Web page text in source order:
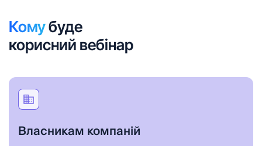
Комубуде
корисний вебінар
Власникам компаній